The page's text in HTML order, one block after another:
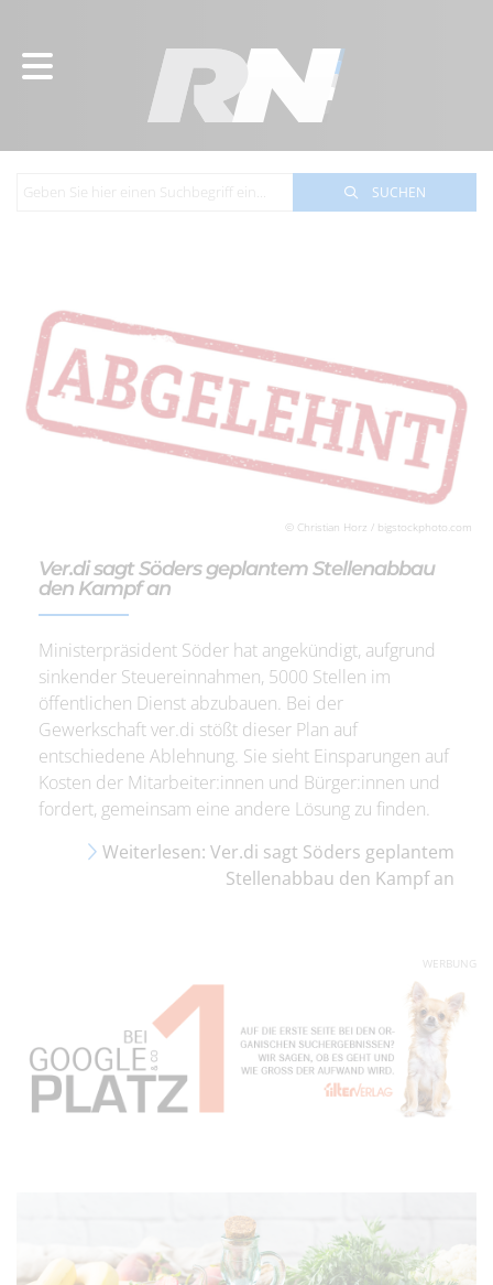
SUCHEN
© Christian Horz / bigstockphoto.com
Ver.di sagt Söders geplantem Stellenabbau
den Kampf an
Ministerpräsident Söder hat angekündigt, aufgrund
sinkender Steuereinnahmen, 5000 Stellen im
öffentlichen Dienst abzubauen. Bei der
Gewerkschaft ver.di stößt dieser Plan auf
entschiedene Ablehnung. Sie sieht Einsparungen auf
Kosten der Mitarbeiter:innen und Bürger:innen und
fordert, gemeinsam eine andere Lösung zu finden.
Weiterlesen: Ver.di sagt Söders geplantem
Stellenabbau den Kampf an
WERBUNG